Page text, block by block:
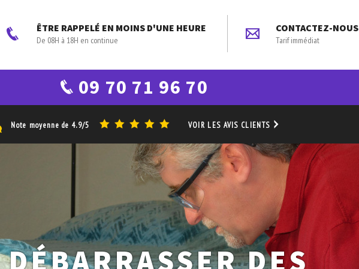
ÊTRE RAPPELÉ EN MOINS D'UNE HEURE
De 08H à 18H en continue
CONTACTEZ-NOUS
Tarif immédiat
09 70 71 96 70
Note moyenne de4.9/5 VOIR LES AVIS CLIENTS
DÉBARRASSER DES